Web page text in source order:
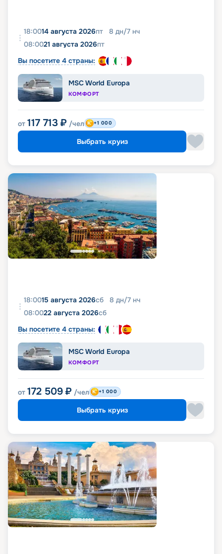
18:0014 августа 2026пт 8 дн/7 нч
08:0021 августа 2026пт
Вы посетите 4 страны:
MSC World Europa
КОМФОРТ
от 117 713 ₽ /чел +1 000
Выбрать круиз
18:0015 августа 2026сб 8 дн/7 нч
08:0022 августа 2026сб
Вы посетите 4 страны:
MSC World Europa
КОМФОРТ
от 172 509 ₽ /чел +1 000
Выбрать круиз